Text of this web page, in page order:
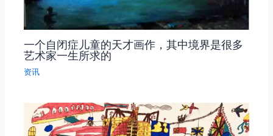
一个自闭症儿童的天才画作，其中境界是很多
艺术家一生所求的
资讯